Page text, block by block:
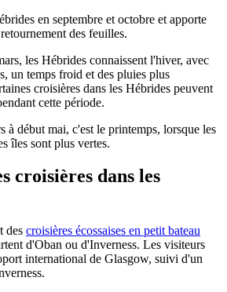
en septembre et octobre et apporte
des feuilles.
les Hébrides connaissent l'hiver, avec
un temps froid et des pluies plus
croisières dans les Hébrides peuvent
cette période.
à début mai, c'est le printemps, lorsque les
îles sont plus vertes.
croisières dans les
des croisières écossaises en petit bateau
d'Oban ou d'Inverness. Les visiteurs
international de Glasgow, suivi d'un